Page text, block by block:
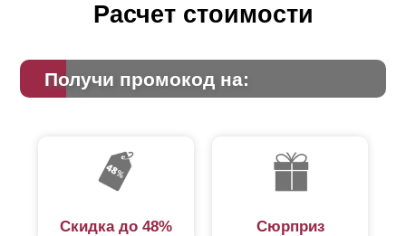
Расчет стоимости
Получи промокод на:
Скидка до 48% Сюрприз